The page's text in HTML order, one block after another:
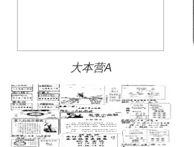
大本营A